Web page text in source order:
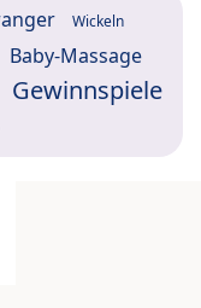
Wickeln
Baby-Massage
Gewinnspiele